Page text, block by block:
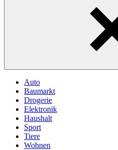
Auto
Baumarkt
Drogerie
Elektronik
Haushalt
Sport
Tiere
Wohnen